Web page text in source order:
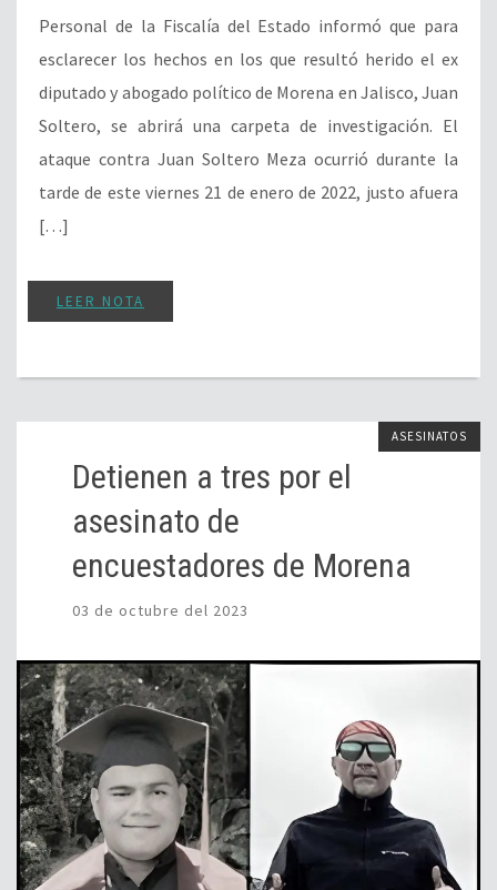
Personal de la Fiscalía del Estado informó que para
esclarecer los hechos en los que resultó herido el ex
diputado y abogado político de Morena en Jalisco, Juan
Soltero, se abrirá una carpeta de investigación. El
ataque contra Juan Soltero Meza ocurrió durante la
tarde de este viernes 21 de enero de 2022, justo afuera
[…]
LEER NOTA
ASESINATOS
Detienen a tres por el
asesinato de
encuestadores de Morena
03 de octubre del 2023